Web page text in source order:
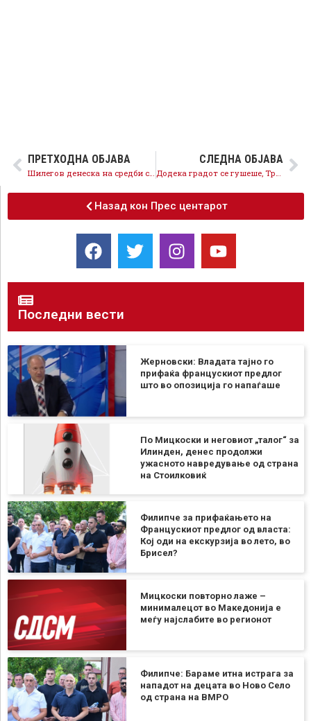
ПРЕТХОДНА ОБЈАВА
Шилегов денеска на средби со граѓаните на Центар
СЛЕДНА ОБЈАВА
Додека градот се гушеше, Трајановски повикуваше да се седи дома, на Скопје му се потребни промени
Назад кон Прес центарот
Последни вести
Жерновски: Владата тајно го
прифаќа францускиот предлог
што во опозиција го напаѓаше
По Мицкоски и неговиот „талог“ за
Илинден, денес продолжи
ужасното навредување од страна
на Стоилковиќ
Филипче за прифаќањето на
Францускиот предлог од власта:
Кој оди на екскурзија во лето, во
Брисел?
Мицкоски повторно лаже –
минималецот во Македонија е
меѓу најслабите во регионот
Филипче: Бараме итна истрага за
нападот на децата во Ново Село
од страна на ВМРО